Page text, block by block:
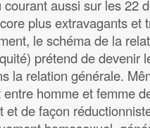
aussi sur les 22
plus extravagants
le schéma de la
prétend de devenir
la relation générale.
homme et femme
et de façon